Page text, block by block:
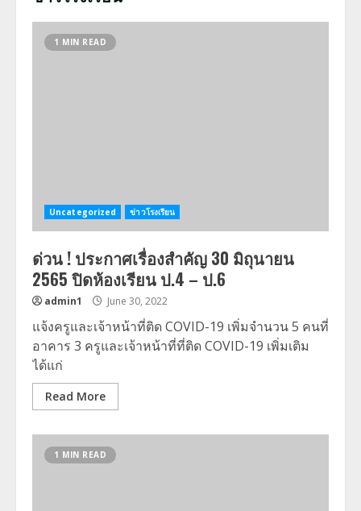
1 MIN READ
Uncategorized ข่าวโรงเรียน
ด่วน ! ประกาศเรื่องสำคัญ 30 มิถุนายน
2565 ปิดห้องเรียน ป.4 – ป.6
admin1 June 30, 2022
แจ้งครูและเจ้าหน้าที่ติด COVID-19 เพิ่มจำนวน 5 คนที่
อาคาร 3 ครูและเจ้าหน้าที่ที่ติด COVID-19 เพิ่มเติม
ได้แก่
Read More
1 MIN READ